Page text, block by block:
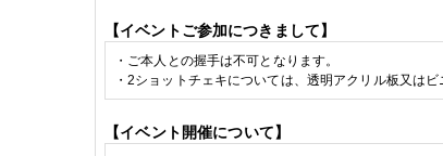
【イベントご参加につきまして】
・ ご本人との握手は不可となります。
・2ショットチェキについては、透明アクリル板又は
【イベント開催について】